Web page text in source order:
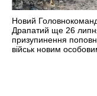
Новий
Драпатий ще 26
призупинення
військ новим